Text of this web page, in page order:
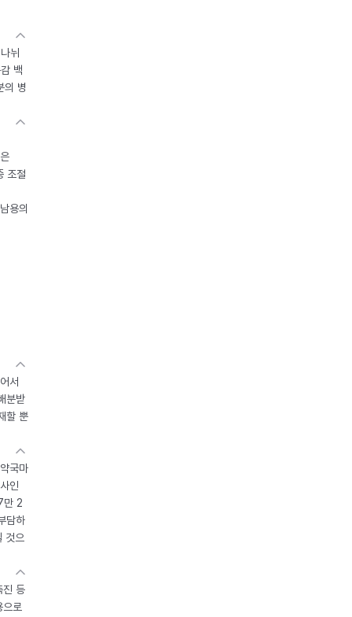
뉘
백
의 병
조절
용의
서
분받
할 뿐
국마
인
만 2
담하
것으
진 등
로